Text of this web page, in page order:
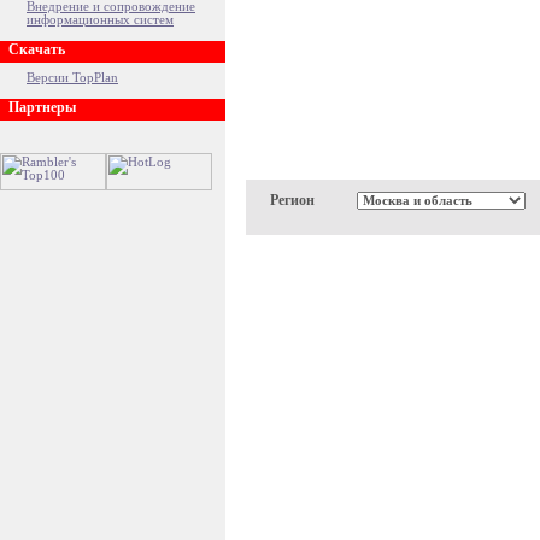
Внедрение и сопровождение
информационных систем
Скачать
Версии TopPlan
Партнеры
Регион